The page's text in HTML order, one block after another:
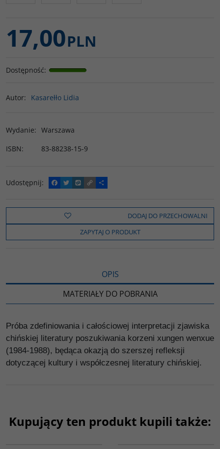
17,00PLN
Dostępność:
Autor: Kasarełło Lidia
Wydanie: Warszawa
ISBN: 83-88238-15-9
Udostępnij:
F
a
e
o
k
T
w
t
t
e
W
y
o
C
o
y
i
n
k
P
o
z
e
l
s
DODAJ DO PRZECHOWALNI
ZAPYTAJ O PRODUKT
OPIS
MATERIAŁY DO POBRANIA
Próba zdefiniowania i całościowej interpretacji zjawiska
chińskiej literatury poszukiwania korzeni xungen wenxue
(1984-1988), będąca okazją do szerszej refleksji
dotyczącej kultury i współczesnej literatury chińskiej.
Kupujący ten produkt kupili także: